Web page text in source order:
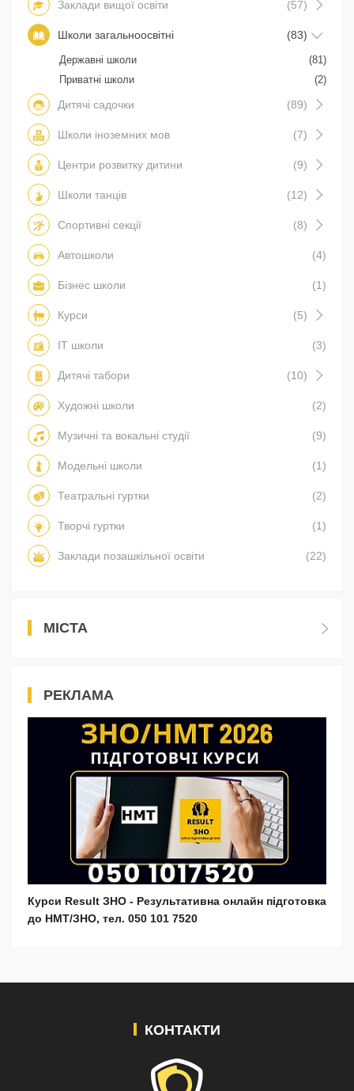
Заклади вищої освіти (57)
Школи загальноосвітні (83)
Державні школи
(81)
Приватні школи
(2)
Дитячі садочки (89)
Школи іноземних мов (7)
Центри розвитку дитини (9)
Школи танців (12)
Спортивні секції (8)
Автошколи (4)
Бізнес школи (1)
Курси (5)
IT школи (3)
Дитячі табори (10)
Художні школи (2)
Музичні та вокальні студії (9)
Модельні школи (1)
Театральні гуртки (2)
Творчі гуртки (1)
Заклади позашкільної освіти (22)
МІСТА
РЕКЛАМА
Курси Result ЗНО - Результативна онлайн підготовка
до НМТ/ЗНО, тел. 050 101 7520
КОНТАКТИ